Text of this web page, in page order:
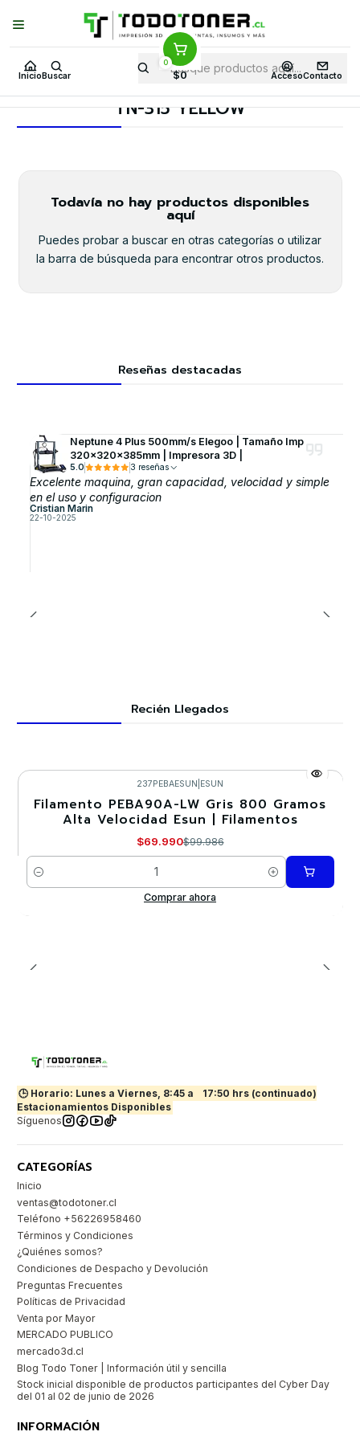
Inicio Buscar
0
$0 AccesoContacto
Puedes Elegir: Comprar enTienda· Despachoa Todo Chile · Retiro en
Tienda en24 Horas
Inicio Toner y tambor Toner Alternativo BROTHER
Insumos BROTHER TN-315 YELLOW
TN-315 YELLOW
Todavía no hay productos disponibles
aquí
Puedes probar a buscar en otras categorías o utilizar
la barra de búsqueda para encontrar otros productos.
Reseñas destacadas
Neptune 4 Plus 500mm/s Elegoo | Tamaño Imp
320x320x385mm | Impresora 3D |
5.0 3 reseñas
Excelente maquina, gran capacidad, velocidad y simple
en el uso y configuracion
Cristian Marin
22-10-2025
Recién Llegados
-30%
237PEBAESUN ESUN
Filamento PEBA90A-LW Gris 800 Gramos
Alta Velocidad Esun | Filamentos
$69.990$99.986
Cantidad
Comprar ahora
🕒 Horario: Lunes a Viernes, 8:45 a
17:50 hrs (continuado)
Estacionamientos Disponibles
Síguenos
CATEGORÍAS
Inicio
ventas@todotoner.cl
Teléfono +56226958460
Términos y Condiciones
¿Quiénes somos?
Condiciones de Despacho y Devolución
Preguntas Frecuentes
Políticas de Privacidad
Venta por Mayor
MERCADO PUBLICO
mercado3d.cl
Blog Todo Toner | Información útil y sencilla
Stock inicial disponible de productos participantes del Cyber Day
del 01 al 02 de junio de 2026
INFORMACIÓN